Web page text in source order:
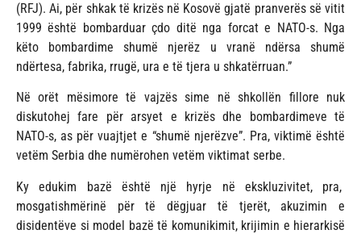
(RFJ). Ai, për shkak të krizës në Kosovë gjatë pranverës së vitit
1999 është bombarduar çdo ditë nga forcat e NATO-s. Nga
këto bombardime shumë njerëz u vranë ndërsa shumë
ndërtesa, fabrika, rrugë, ura e të tjera u shkatërruan.”
Në orët mësimore të vajzës sime në shkollën fillore nuk
diskutohej fare për arsyet e krizës dhe bombardimeve të
NATO-s, as për vuajtjet e “shumë njerëzve”. Pra, viktimë është
vetëm Serbia dhe numërohen vetëm viktimat serbe.
Ky edukim bazë është një hyrje në ekskluzivitet, pra,
mosgatishmërinë për të dëgjuar të tjerët, akuzimin e
disidentëve si model bazë të komunikimit, krijimin e hierarkisë